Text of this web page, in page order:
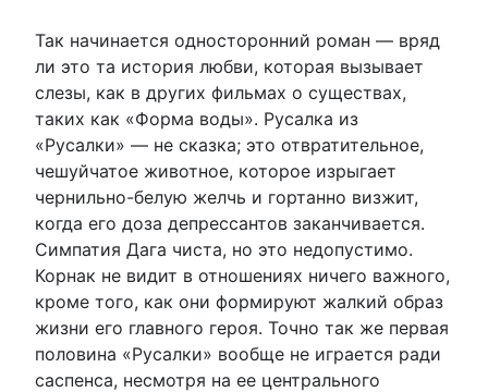
Так начинается односторонний роман — вряд
ли это та история любви, которая вызывает
слезы, как в других фильмах о существах,
таких как «Форма воды». Русалка из
«Русалки» — не сказка; это отвратительное,
чешуйчатое животное, которое изрыгает
чернильно-белую желчь и гортанно визжит,
когда его доза депрессантов заканчивается.
Симпатия Дага чиста, но это недопустимо.
Корнак не видит в отношениях ничего важного,
кроме того, как они формируют жалкий образ
жизни его главного героя. Точно так же первая
половина «Русалки» вообще не играется ради
саспенса, несмотря на ее центрального